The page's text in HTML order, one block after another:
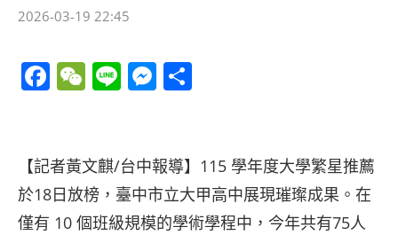
2026-03-19 22:45
Facebook
WeChat
LineMessenger
【記者黃文麒/台中報導】115 學年度大學繁星推薦
於18日放榜，臺中市立大甲高中展現璀璨成果。在
僅有 10 個班級規模的學術學程中，今年共有75人